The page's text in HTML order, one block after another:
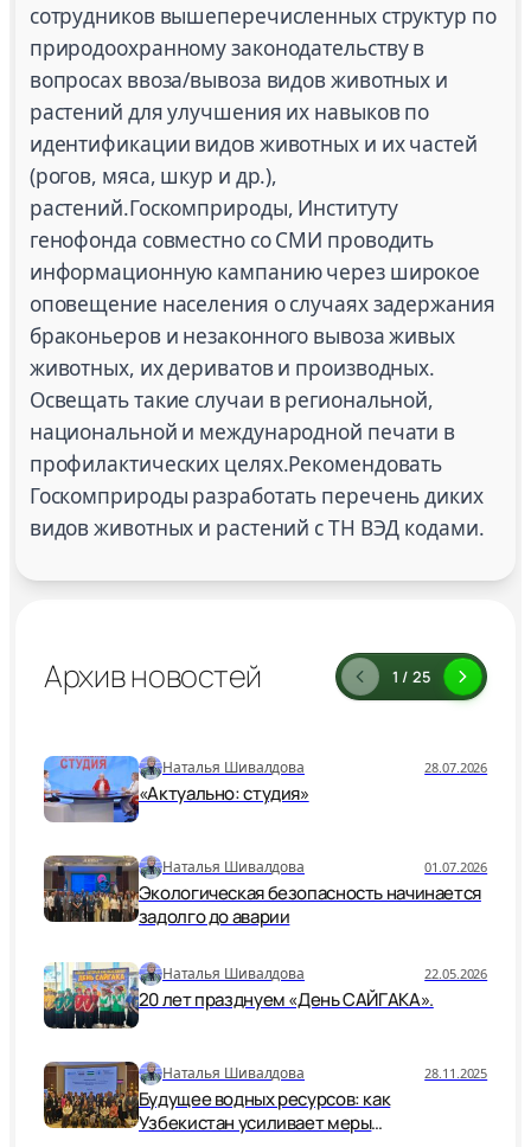
сотрудников вышеперечисленных структур по
природоохранному законодательству в
вопросах ввоза/вывоза видов животных и
растений для улучшения их навыков по
идентификации видов животных и их частей
(рогов, мяса, шкур и др.),
растений.Госкомприроды, Институту
генофонда совместно со СМИ проводить
информационную кампанию через широкое
оповещение населения о случаях задержания
браконьеров и незаконного вывоза живых
животных, их дериватов и производных.
Освещать такие случаи в региональной,
национальной и международной печати в
профилактических целях.Рекомендовать
Госкомприроды разработать перечень диких
видов животных и растений с ТН ВЭД кодами.
Архив новостей 1 / 25
Наталья Шивалдова 28.07.2026
«Актуально: студия»
Наталья Шивалдова 01.07.2026
Экологическая безопасность начинается
задолго до аварии
Наталья Шивалдова 22.05.2026
20 лет празднуем «День САЙГАКА».
Наталья Шивалдова 28.11.2025
Будущее водных ресурсов: как
Узбекистан усиливает меры